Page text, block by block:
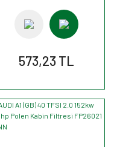
573,23 TL